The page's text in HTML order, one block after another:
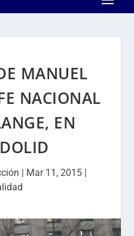
MANUEL
NACIONAL
EN
| Mar 11, 2015|